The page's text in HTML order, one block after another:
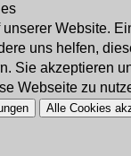
Website.
uns helfen,
Sie akzeptieren
Webseite zu
Alle Cookies